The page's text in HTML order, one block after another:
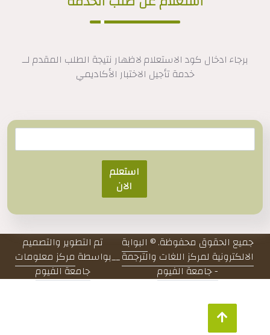
برجاء ادخال كود الاستعلام لاظهار نتيجة الطلب المقدم لــ
خدمة تأجيل الاختبار الأكاديمي
استعلم
الان
جميع الحقوق محفوظة. ©البوابة
الالكترونية لمركز اللغات والترجمة
- جامعة الفيوم
__
تم التطوير والتصميم
بواسطةمركز معلومات
جامعة الفيوم